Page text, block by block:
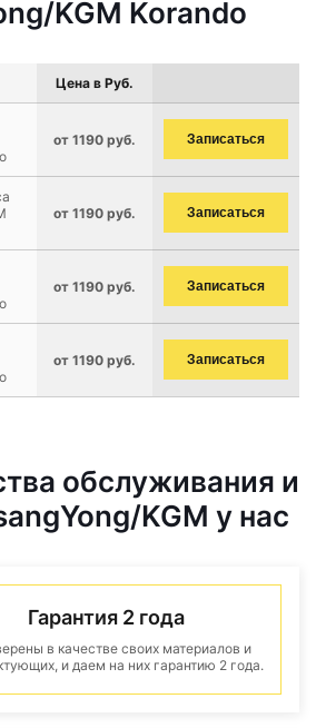
KGM Korando
Цена в Руб.
от 1190 руб. Записаться
от 1190 руб. Записаться
от 1190 руб. Записаться
от 1190 руб. Записаться
обслуживания и
KGM у нас
Гарантия 2 года
в качестве своих материалов и
и даем на них гарантию 2 года.